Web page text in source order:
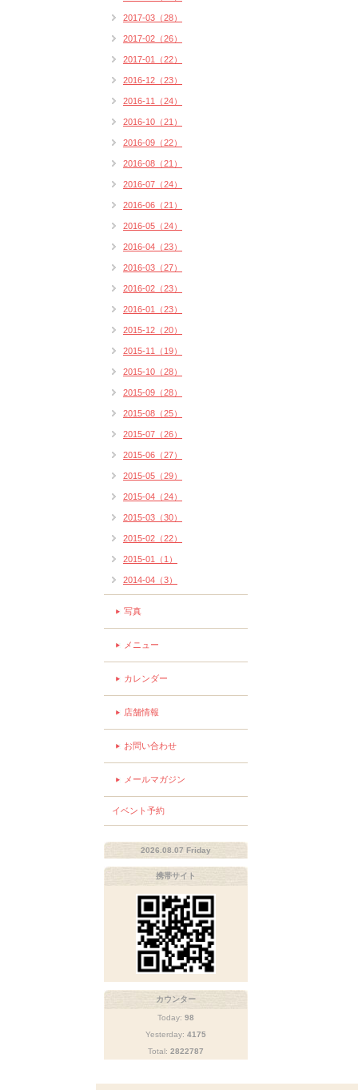
2017-03（28）
2017-02（26）
2017-01（22）
2016-12（23）
2016-11（24）
2016-10（21）
2016-09（22）
2016-08（21）
2016-07（24）
2016-06（21）
2016-05（24）
2016-04（23）
2016-03（27）
2016-02（23）
2016-01（23）
2015-12（20）
2015-11（19）
2015-10（28）
2015-09（28）
2015-08（25）
2015-07（26）
2015-06（27）
2015-05（29）
2015-04（24）
2015-03（30）
2015-02（22）
2015-01（1）
2014-04（3）
写真
メニュー
カレンダー
店舗情報
お問い合わせ
メールマガジン
イベント予約
2026.08.07 Friday
携帯サイト
カウンター
Today: 98
Yesterday: 4175
Total: 2822787